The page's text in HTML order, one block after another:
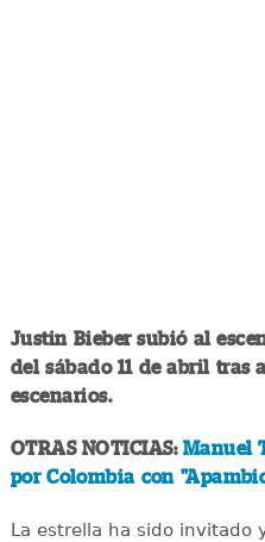
Justin Bieber subió al
del sábado 11 de abril tras
escenarios.
OTRAS NOTICIAS: Manuel
por Colombia con
La estrella ha sido invitado